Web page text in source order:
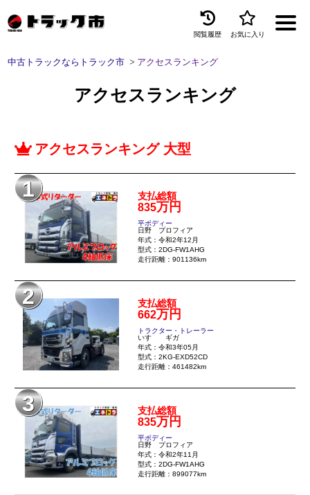
お問い合わせ
お気に入り
閲覧履歴
保存した検索条件
トラック市FC会員専用ページはこちら
ログイン
閲覧履歴 お気に入り
中古トラックならトラック市 アクセスランキング
アクセスランキング
アクセスランキング 大型
1 支払総額
835万円
平ボディー
日野 プロフィア
年式：令和2年12月
型式：2DG-FW1AHG
走行距離：901136km
2 支払総額
662万円
トラクター・トレーラー
いすゞ ギガ
年式：令和3年05月
型式：2KG-EXD52CD
走行距離：461482km
3 支払総額
835万円
平ボディー
日野 プロフィア
年式：令和2年11月
型式：2DG-FW1AHG
走行距離：899077km